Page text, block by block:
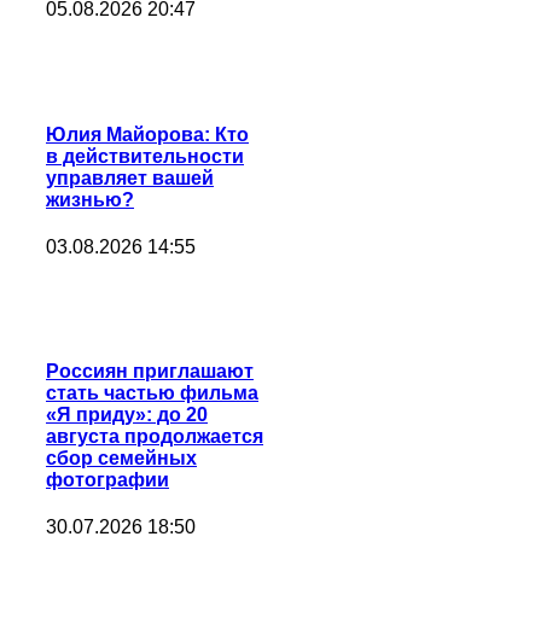
05.08.2026 20:47
Юлия Майорова: Кто
в действительности
управляет вашей
жизнью?
03.08.2026 14:55
Россиян приглашают
стать частью фильма
«Я приду»: до 20
августа продолжается
сбор семейных
фотографии
30.07.2026 18:50